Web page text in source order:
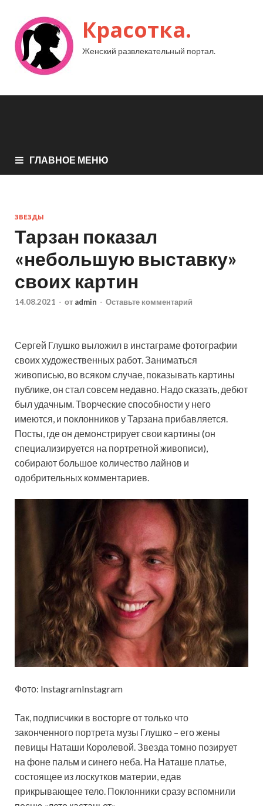
Красотка.
Женский развлекательный портал.
ГЛАВНОЕ МЕНЮ
ЗВЕЗДЫ
Тарзан показал
«небольшую выставку»
своих картин
14.08.2021 - от admin - Оставьте комментарий
Сергей Глушко выложил в инстаграме фотографии
своих художественных работ. Заниматься
живописью, во всяком случае, показывать картины
публике, он стал совсем недавно. Надо сказать, дебют
был удачным. Творческие способности у него
имеются, и поклонников у Тарзана прибавляется.
Посты, где он демонстрирует свои картины (он
специализируется на портретной живописи),
собирают большое количество лайнов и
одобрительных комментариев.
Фото: InstagramInstagram
Так, подписчики в восторге от только что
законченного портрета музы Глушко – его жены
певицы Наташи Королевой. Звезда томно позирует
на фоне пальм и синего неба. На Наташе платье,
состоящее из лоскутков материи, едав
прикрывающее тело. Поклонники сразу вспомнили